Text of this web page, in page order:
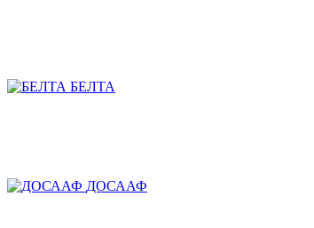
БЕЛТА
ДОСААФ